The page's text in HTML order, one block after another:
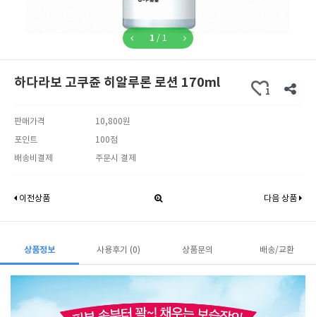
1 / 1
하다라보 고쿠쥰 히알루론 로션 170ml
1
판매가격
10,800원
포인트
100점
배송비결제
주문시 결제
이전상품 다음 상품
상품정보 사용후기 (0) 상품문의 배송/교환